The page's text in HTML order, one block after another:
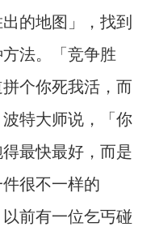
的地图」，找到
法。「竞争胜
个你死我活，而
特大师说，「你
最快最好，而是
很不一样的
前有一位乞丐碰